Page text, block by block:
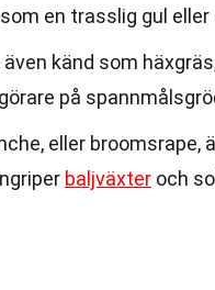
en trasslig gul eller
även känd som
på
eller broomsrape,
baljväxter och